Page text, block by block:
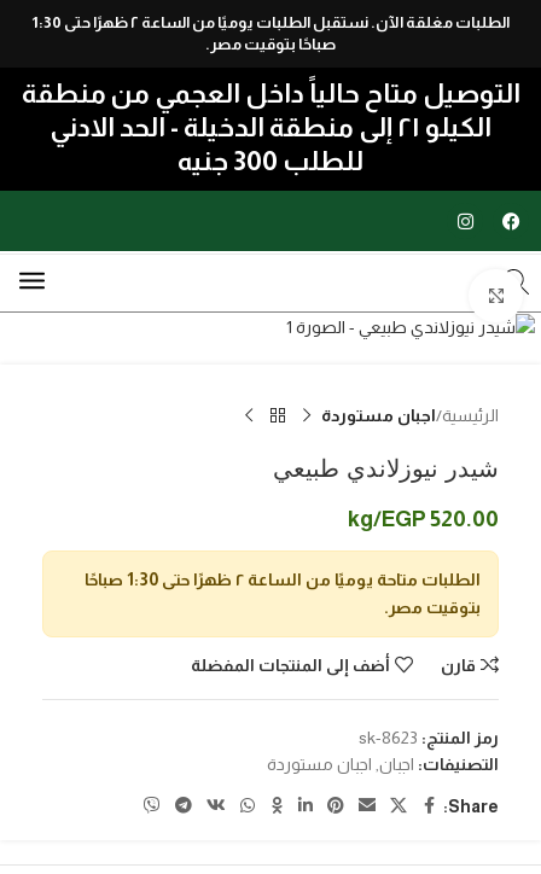
Skip to navigation
التوصيل متاح حالياً داخل العجمي من منطقة
الكيلو ٢١ إلى منطقة الدخيلة - الحد الادني
للطلب 300 جنيه
الرئيسية اجبان مستوردة
شيدر نيوزلاندي طبيعي
EGP 520.00
/kg
الطلبات متاحة يوميًا من الساعة ٢ ظهرًا حتى 1:30 صباحًا
بتوقيت مصر.
قارن أضف إلى المنتجات المفضلة
رمز المنتج: sk-8623
التصنيفات: اجبان, اجبان مستوردة
Share:
الطلبات مغلقة الآن. نستقبل الطلبات يوميًا من الساعة ٢ ظهرًا حتى 1:30
صباحًا بتوقيت مصر.